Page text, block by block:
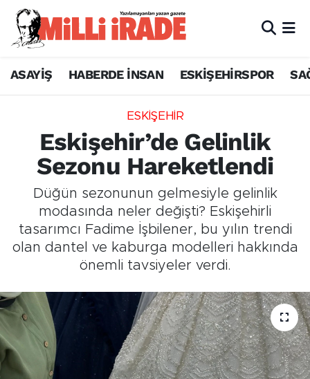
ASAYİŞ HABERDE İNSAN ESKİŞEHİRSPOR
ESKİŞEHİR
Eskişehir’de Gelinlik
Sezonu Hareketlendi
Düğün sezonunun gelmesiyle gelinlik
modasında neler değişti? Eskişehirli
tasarımcı Fadime İşbilener, bu yılın trendi
olan dantel ve kaburga modelleri hakkında
önemli tavsiyeler verdi.